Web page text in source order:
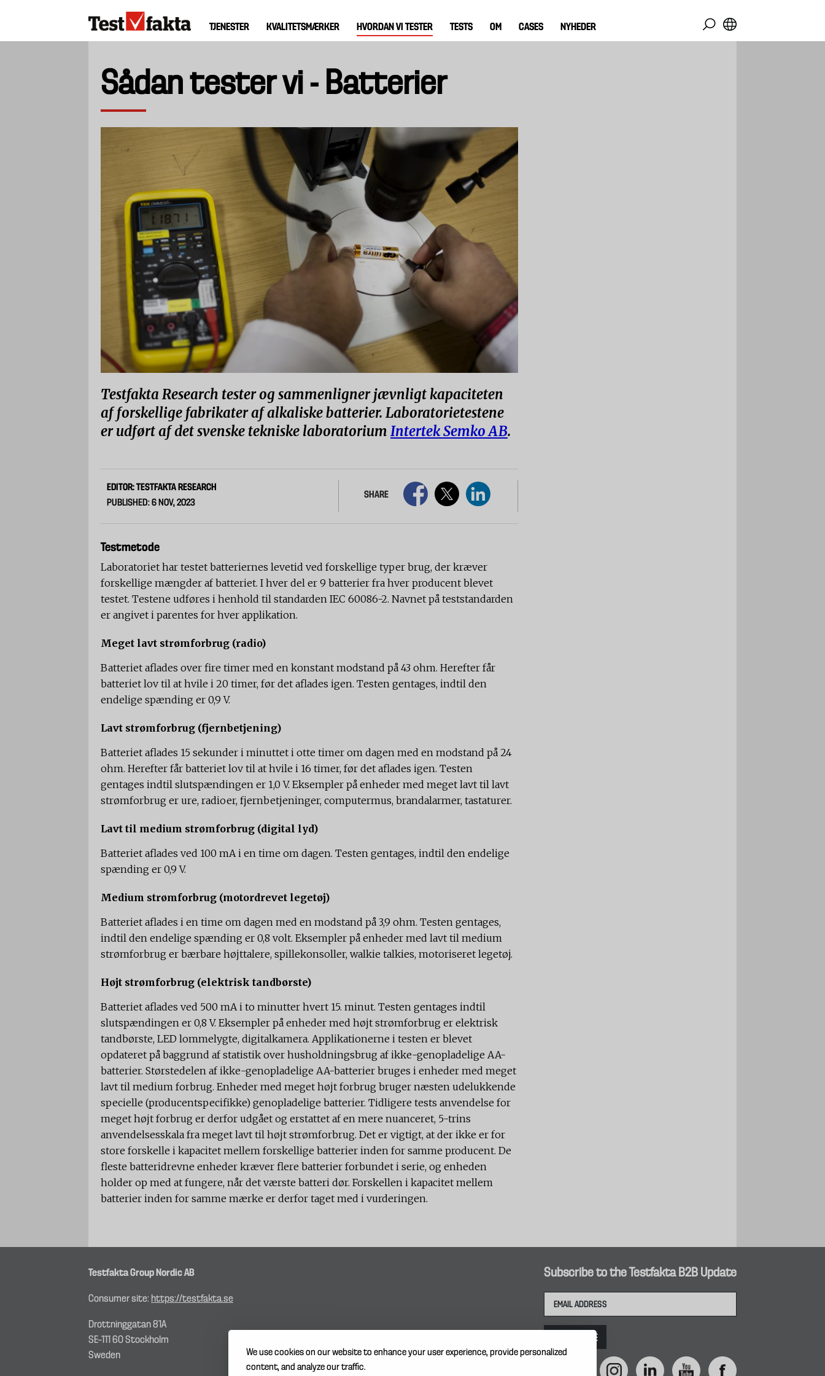
We use cookies on our website to enhance your user experience, provide personalized
content, and analyze our traffic.
ny
TJENESTER KVALITETSMÆRKER HVORDAN VI TESTER TESTS OM CASES NYHEDER
Sådan tester vi - Batterier
Testfakta Research tester og sammenligner jævnligt kapaciteten
af ​​forskellige fabrikater af alkaliske batterier. Laboratorietestene
er udført af det svenske tekniske laboratorium Intertek Semko AB.
EDITOR: TESTFAKTA RESEARCH
PUBLISHED: 6 NOV, 2023
SHARE
Testmetode
Laboratoriet har testet batteriernes levetid ved forskellige typer brug, der kræver
forskellige mængder af batteriet. I hver del er 9 batterier fra hver producent blevet
testet. Testene udføres i henhold til standarden IEC 60086-2. Navnet på teststandarden
er angivet i parentes for hver applikation.
Meget lavt strømforbrug (radio)
Batteriet aflades over fire timer med en konstant modstand på 43 ohm. Herefter får
batteriet lov til at hvile i 20 timer, før det aflades igen. Testen gentages, indtil den
endelige spænding er 0,9 V.
Lavt strømforbrug (fjernbetjening)
Batteriet aflades 15 sekunder i minuttet i otte timer om dagen med en modstand på 24
ohm. Herefter får batteriet lov til at hvile i 16 timer, før det aflades igen. Testen
gentages indtil slutspændingen er 1,0 V. Eksempler på enheder med meget lavt til lavt
strømforbrug er ure, radioer, fjernbetjeninger, computermus, brandalarmer, tastaturer.
Lavt til medium strømforbrug (digital lyd)
Batteriet aflades ved 100 mA i en time om dagen. Testen gentages, indtil den endelige
spænding er 0,9 V.
Medium strømforbrug (motordrevet legetøj)
Batteriet aflades i en time om dagen med en modstand på 3,9 ohm. Testen gentages,
indtil den endelige spænding er 0,8 volt. Eksempler på enheder med lavt til medium
strømforbrug er bærbare højttalere, spillekonsoller, walkie talkies, motoriseret legetøj.
Højt strømforbrug (elektrisk tandbørste)
Batteriet aflades ved 500 mA i to minutter hvert 15. minut. Testen gentages indtil
slutspændingen er 0,8 V. Eksempler på enheder med højt strømforbrug er elektrisk
tandbørste, LED lommelygte, digitalkamera. Applikationerne i testen er blevet
opdateret på baggrund af statistik over husholdningsbrug af ikke-genopladelige AA-
batterier. Størstedelen af ​​ikke-genopladelige AA-batterier bruges i enheder med meget
lavt til medium forbrug. Enheder med meget højt forbrug bruger næsten udelukkende
specielle (producentspecifikke) genopladelige batterier. Tidligere tests anvendelse for
meget højt forbrug er derfor udgået og erstattet af en mere nuanceret, 5-trins
anvendelsesskala fra meget lavt til højt strømforbrug. Det er vigtigt, at der ikke er for
store forskelle i kapacitet mellem forskellige batterier inden for samme producent. De
fleste batteridrevne enheder kræver flere batterier forbundet i serie, og enheden
holder op med at fungere, når det værste batteri dør. Forskellen i kapacitet mellem
batterier inden for samme mærke er derfor taget med i vurderingen.
Testfakta Group Nordic AB
Consumer site: https://testfakta.se
Drottninggatan 81A
SE–111 60 Stockholm
Sweden
Subscribe to the Testfakta B2B Update